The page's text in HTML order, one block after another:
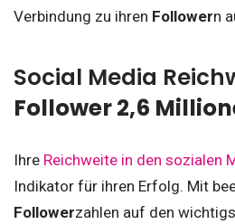
Verbindung zu ihren Followern
Social Media
Follower 2,6
Ihre Reichweite in den sozialen
Indikator für ihren Erfolg. Mit
Followerzahlen auf den